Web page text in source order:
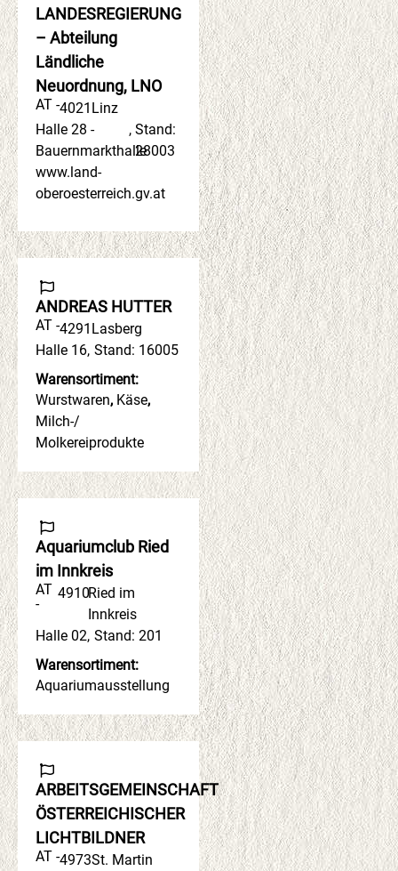
LANDESREGIERUNG
– Abteilung
Ländliche
Neuordnung, LNO
AT -4021 Linz
Halle 28 -
Bauernmarkthalle
, Stand:
28003
www.land-
oberoesterreich.gv.at
ANDREAS HUTTER
AT -4291 Lasberg
Halle 16, Stand: 16005
Warensortiment:
Wurstwaren, Käse,
Milch-/
Molkereiprodukte
Aquariumclub Ried
im Innkreis
AT
-
4910Ried im
Innkreis
Halle 02, Stand: 201
Warensortiment:
Aquariumausstellung
ARBEITSGEMEINSCHAFT
ÖSTERREICHISCHER
LICHTBILDNER
AT -4973St. Martin